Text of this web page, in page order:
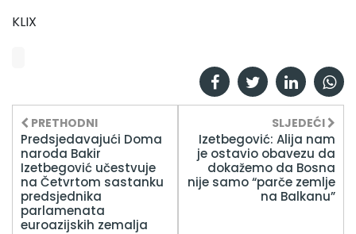
KLIX
PRETHODNI
Predsjedavajući Doma
naroda Bakir
Izetbegović učestvuje
na Četvrtom sastanku
predsjednika
parlamenata
euroazijskih zemalja
SLJEDEĆI
Izetbegović: Alija nam
je ostavio obavezu da
dokažemo da Bosna
nije samo “parče zemlje
na Balkanu”